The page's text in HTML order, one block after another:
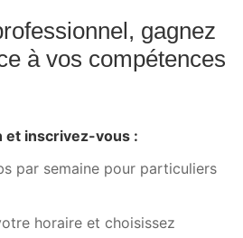
gagnez
à vos compétences
et inscrivez-vous :
par semaine pour particuliers
horaire et choisissez